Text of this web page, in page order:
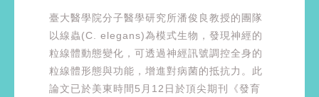
臺大醫學院分子醫學研究所潘俊良教授的團隊
以線蟲(C. elegans)為模式生物，發現神經的
粒線體動態變化，可透過神經訊號調控全身的
粒線體形態與功能，增進對病菌的抵抗力。此
論文已於美東時間5月12日於頂尖期刊《發育